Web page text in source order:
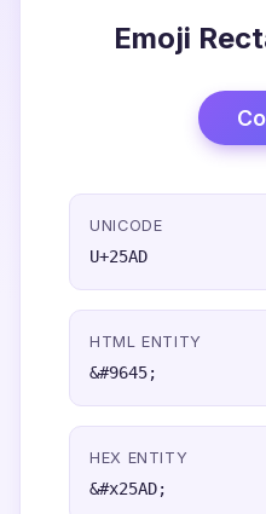
Emoji
UNICODE
U+25AD
HTML ENTITY
&#9645;
HEX ENTITY
&#x25AD;